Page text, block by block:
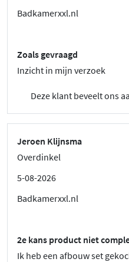
Badkamerxxl.nl
Zoals gevraagd
Inzicht in mijn verzoek
Deze klant beveelt ons
Jeroen Klijnsma
Overdinkel
5-08-2026
Badkamerxxl.nl
2e kans product niet
Ik heb een afbouw set